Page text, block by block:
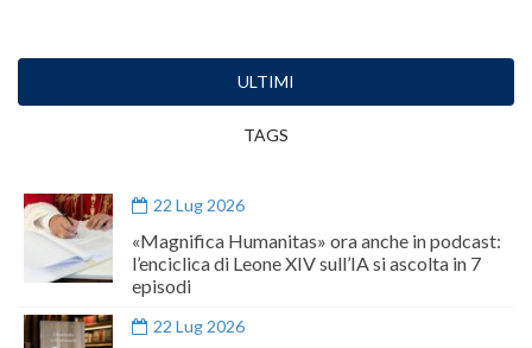
ULTIMI
TAGS
22 Lug 2026
«Magnifica Humanitas» ora anche in podcast:
l’enciclica di Leone XIV sull’IA si ascolta in 7
episodi
22 Lug 2026